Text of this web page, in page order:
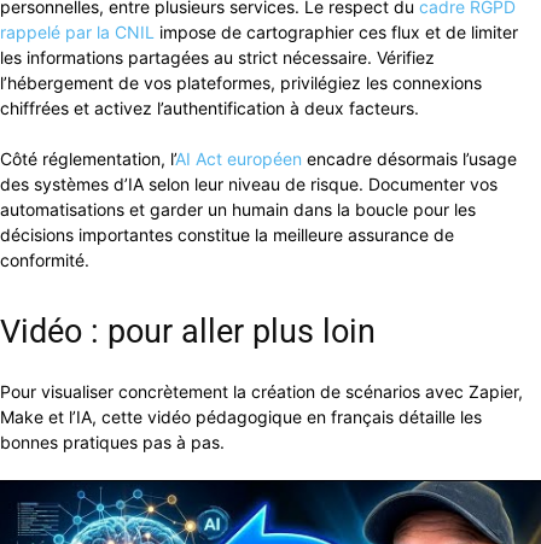
personnelles, entre plusieurs services. Le respect du cadre RGPD
rappelé par la CNIL impose de cartographier ces flux et de limiter
les informations partagées au strict nécessaire. Vérifiez
l’hébergement de vos plateformes, privilégiez les connexions
chiffrées et activez l’authentification à deux facteurs.
Côté réglementation, l’AI Act européen encadre désormais l’usage
des systèmes d’IA selon leur niveau de risque. Documenter vos
automatisations et garder un humain dans la boucle pour les
décisions importantes constitue la meilleure assurance de
conformité.
Vidéo : pour aller plus loin
Pour visualiser concrètement la création de scénarios avec Zapier,
Make et l’IA, cette vidéo pédagogique en français détaille les
bonnes pratiques pas à pas.